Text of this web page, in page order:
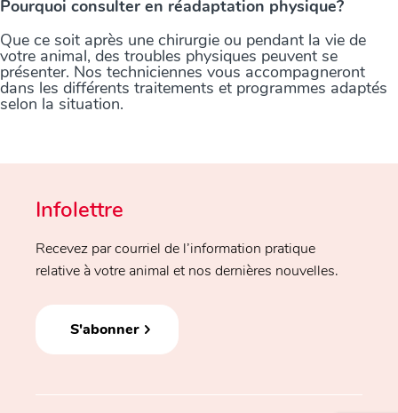
Pourquoi consulter en réadaptation physique?
Que ce soit après une chirurgie ou pendant la vie de
votre animal, des troubles physiques peuvent se
présenter. Nos techniciennes vous accompagneront
dans les différents traitements et programmes adaptés
selon la situation.
Infolettre
Recevez par courriel de l’information pratique
relative à votre animal et nos dernières nouvelles.
S'abonner